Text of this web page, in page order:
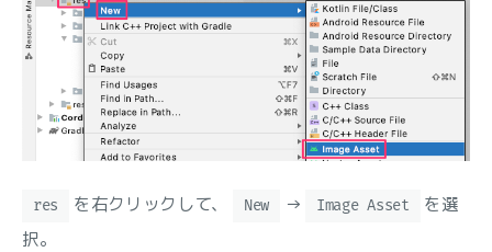
res を右クリックして、 New → Image Asset
を選
択。